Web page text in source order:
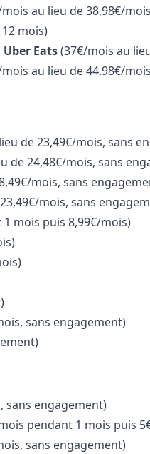
au lieu de 38,98€/
mois)
Uber Eats(37€/mois au
au lieu de 44,98€/
de 23,49€/mois, sans
de 24,48€/mois, sans
mois, sans
mois, sans
mois puis 8,99€/mois)
sans engagement)
sans engagement)
pendant 1 mois puis
sans engagement)